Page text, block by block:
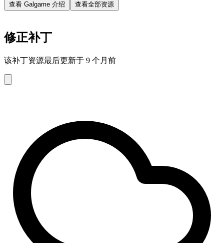
查看 Galgame 介绍 查看全部资源
修正补丁
该补丁资源最后更新于 9 个月前